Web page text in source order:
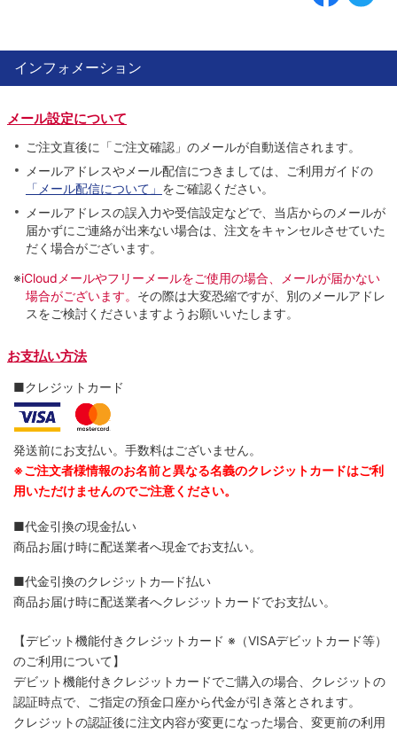
インフォメーション
メール設定について
ご注文直後に「ご注文確認」のメールが自動送信されます。
メールアドレスやメール配信につきましては、ご利用ガイドの
「メール配信について」 をご確認ください。
メールアドレスの誤入力や受信設定などで、当店からのメールが
届かずにご連絡が出来ない場合は、注文をキャンセルさせていた
だく場合がございます。
※iCloudメールやフリーメールをご使用の場合、メールが届かない
場合がございます。 その際は大変恐縮ですが、別のメールアドレ
スをご検討くださいますようお願いいたします。
お支払い方法
■クレジットカード
発送前にお支払い。手数料はございません。
※ご注文者様情報のお名前と異なる名義のクレジットカードはご利
用いただけませんのでご注意ください。
■代金引換の現金払い
商品お届け時に配送業者へ現金でお支払い。
■代金引換のクレジットカ―ド払い
商品お届け時に配送業者へクレジットカードでお支払い。
【デビット機能付きクレジットカード ※（VISAデビットカード等）
のご利用について】
デビット機能付きクレジットカードでご購入の場合、クレジットの
認証時点で、ご指定の預金口座から代金が引き落とされます。
クレジットの認証後に注文内容が変更になった場合、変更前の利用